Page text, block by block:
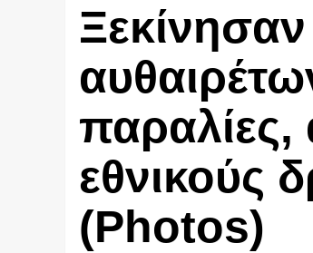
Ξεκίνησαν
παραλίες,
εθνικούς
(Photos)